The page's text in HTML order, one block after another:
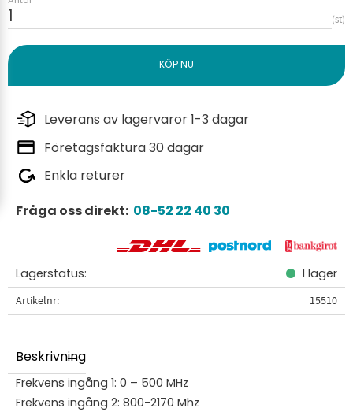
st
Leverans av lagervaror 1-3 dagar
Företagsfaktura 30 dagar
Enkla returer
Fråga oss direkt: 08-52 22 40 30
Lagerstatus I lager
Artikelnr 15510
Beskrivning
Frekvens ingång 1: 0 – 500 MHz
Frekvens ingång 2: 800-2170 Mhz